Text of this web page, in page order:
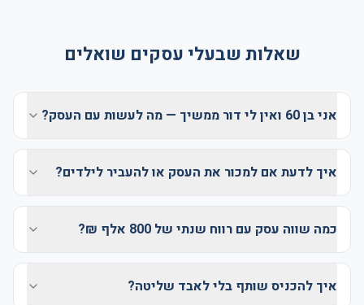
שאלות שבעלי עסקים שואלים
אני בן 60 ואין לי דור ממשיך — מה לעשות עם העסק?
איך לדעת אם למכור את העסק או להעביר לילדים?
כמה שווה עסק עם רווח שנתי של 800 אלף ₪?
איך להכניס שותף בלי לאבד שליטה?